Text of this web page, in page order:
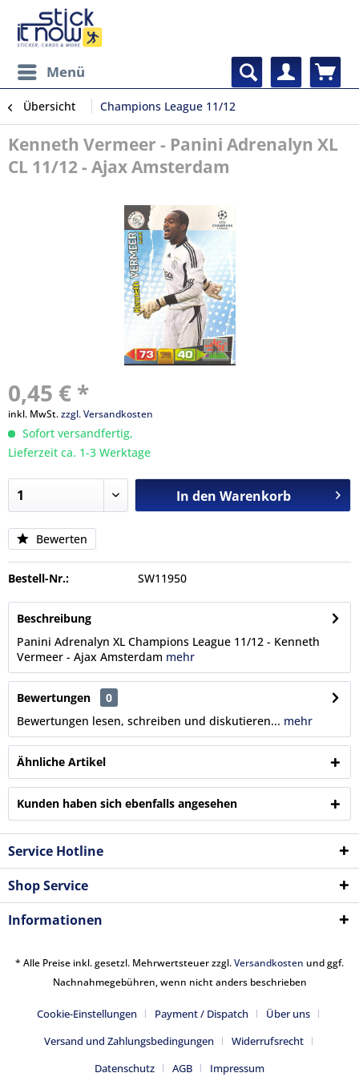
Menü
Übersicht Champions League 11/12
Kenneth Vermeer - Panini Adrenalyn XL
CL 11/12 - Ajax Amsterdam
0,45 € *
inkl. MwSt.zzgl. Versandkosten
Sofort versandfertig,
Lieferzeit ca. 1-3 Werktage
In den Warenkorb
Bewerten
Bestell-Nr.: SW11950
Beschreibung
Panini Adrenalyn XL Champions League 11/12 - Kenneth
Vermeer - Ajax Amsterdam mehr
Bewertungen
0
Bewertungen lesen, schreiben und diskutieren... mehr
Ähnliche Artikel
Kunden haben sich ebenfalls angesehen
Service Hotline
Shop Service
Informationen
* Alle Preise inkl. gesetzl. Mehrwertsteuer zzgl.Versandkosten und ggf.
Nachnahmegebühren, wenn nicht anders beschrieben
Cookie-Einstellungen Payment / Dispatch
Über uns
Versand und Zahlungsbedingungen
Widerrufsrecht
Datenschutz
AGB Impressum